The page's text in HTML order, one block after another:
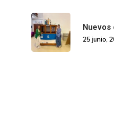
Nuevos
25 junio,